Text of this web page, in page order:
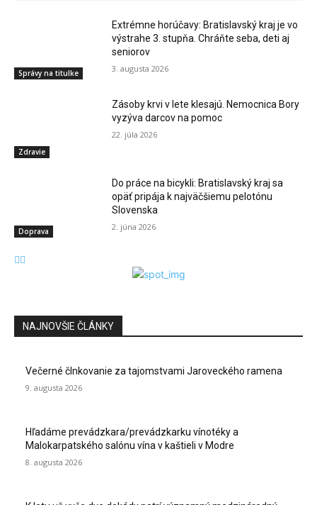
Správy na titulke
Extrémne horúčavy: Bratislavský kraj je vo
výstrahe 3. stupňa. Chráňte seba, deti aj
seniorov
3. augusta 2026
Zdravie
Zásoby krvi v lete klesajú. Nemocnica Bory
vyzýva darcov na pomoc
22. júla 2026
Doprava
Do práce na bicykli: Bratislavský kraj sa
opäť pripája k najväčšiemu pelotónu
Slovenska
2. júna 2026
NAJNOVŠIE ČLÁNKY
Večerné člnkovanie za tajomstvami Jaroveckého ramena
9. augusta 2026
Hľadáme prevádzkara/prevádzkarku vínotéky a
Malokarpatského salónu vína v kaštieli v Modre
8. augusta 2026